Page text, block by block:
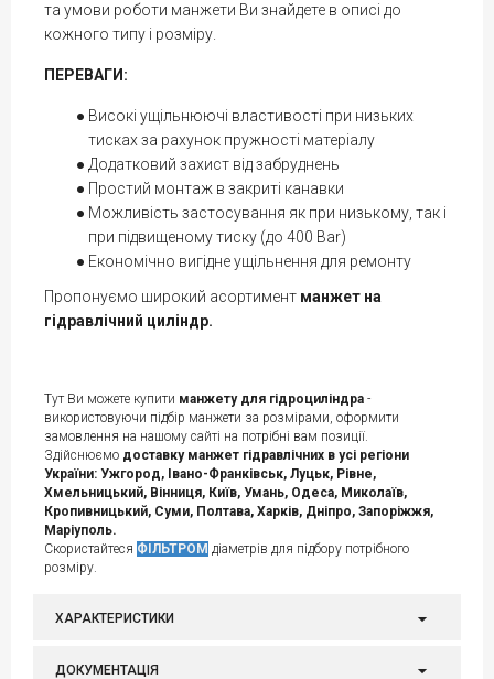
та умови роботи манжети Ви знайдете в описі до
кожного типу і розміру.
ПЕРЕВАГИ:
Високі ущільнюючі властивості при низьких
тисках за рахунок пружності матеріалу
Додатковий захист від забруднень
Простий монтаж в закриті канавки
Можливість застосування як при низькому, так і
при підвищеному тиску (до 400 Bar)
Економічно вигідне ущільнення для ремонту
Пропонуємо широкий асортимент манжет на
гідравлічний циліндр.
Тут Ви можете купити манжету для гідроциліндра -
використовуючи підбір манжети за розмірами, оформити
замовлення на нашому сайті на потрібні вам позиції.
Здійснюємо доставку манжет гідравлічних в усі регіони
України: Ужгород, Івано-Франківськ, Луцьк, Рівне,
Хмельницький, Вінниця, Київ, Умань, Одеса, Миколаїв,
Кропивницький, Суми, Полтава, Харків, Дніпро, Запоріжжя,
Маріуполь.
Скористайтеся ФІЛЬТРОМ діаметрів для підбору потрібного
розміру.
ХАРАКТЕРИСТИКИ
ДОКУМЕНТАЦІЯ